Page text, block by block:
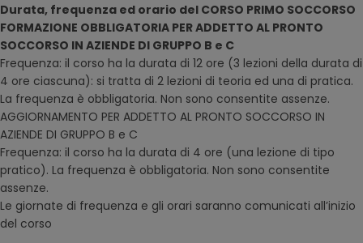
Durata, frequenza ed orario del CORSO PRIMO SOCCORSO
FORMAZIONE OBBLIGATORIA PER ADDETTO AL PRONTO
SOCCORSO IN AZIENDE DI GRUPPO B e C
Frequenza: il corso ha la durata di 12 ore (3 lezioni della durata di
4 ore ciascuna): si tratta di 2 lezioni di teoria ed una di pratica.
La frequenza è obbligatoria. Non sono consentite assenze.
AGGIORNAMENTO PER ADDETTO AL PRONTO SOCCORSO IN
AZIENDE DI GRUPPO B e C
Frequenza: il corso ha la durata di 4 ore (una lezione di tipo
pratico). La frequenza è obbligatoria. Non sono consentite
assenze.
Le giornate di frequenza e gli orari saranno comunicati all’inizio
del corso